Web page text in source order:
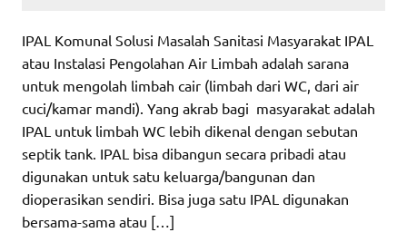
IPAL Komunal Solusi Masalah Sanitasi Masyarakat IPAL
atau Instalasi Pengolahan Air Limbah adalah sarana
untuk mengolah limbah cair (limbah dari WC, dari air
cuci/kamar mandi). Yang akrab bagi masyarakat adalah
IPAL untuk limbah WC lebih dikenal dengan sebutan
septik tank. IPAL bisa dibangun secara pribadi atau
digunakan untuk satu keluarga/bangunan dan
dioperasikan sendiri. Bisa juga satu IPAL digunakan
bersama-sama atau […]